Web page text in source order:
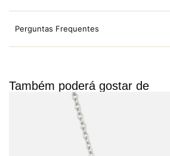
Perguntas Frequentes
Também poderá gostar de